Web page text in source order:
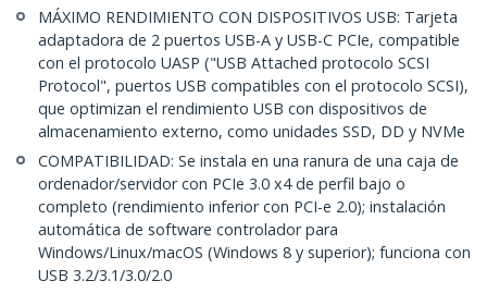
MÁXIMO RENDIMIENTO CON DISPOSITIVOS USB: Tarjeta
adaptadora de 2 puertos USB-A y USB-C PCIe, compatible
con el protocolo UASP ("USB Attached protocolo SCSI
Protocol", puertos USB compatibles con el protocolo SCSI),
que optimizan el rendimiento USB con dispositivos de
almacenamiento externo, como unidades SSD, DD y NVMe
COMPATIBILIDAD: Se instala en una ranura de una caja de
ordenador/servidor con PCIe 3.0 x4 de perfil bajo o
completo (rendimiento inferior con PCI-e 2.0); instalación
automática de software controlador para
Windows/Linux/macOS (Windows 8 y superior); funciona con
USB 3.2/3.1/3.0/2.0